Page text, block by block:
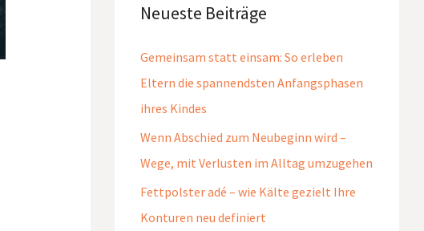
Neueste Beiträge
Gemeinsam statt einsam: So erleben
Eltern die spannendsten Anfangsphasen
ihres Kindes
Wenn Abschied zum Neubeginn wird –
Wege, mit Verlusten im Alltag umzugehen
Fettpolster adé – wie Kälte gezielt Ihre
Konturen neu definiert